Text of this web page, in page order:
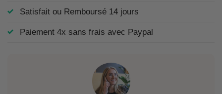
Satisfait ou Remboursé 14 jours
Paiement 4x sans frais avec Paypal